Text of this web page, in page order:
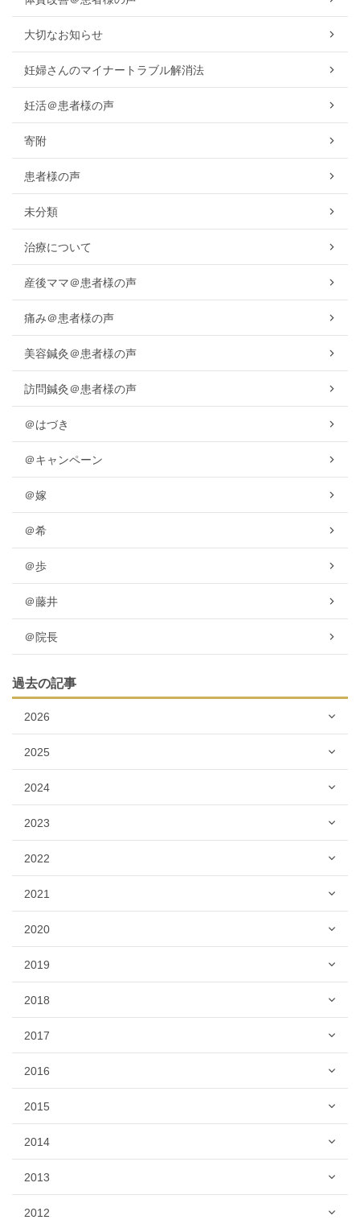
大切なお知らせ
妊婦さんのマイナートラブル解消法
妊活＠患者様の声
寄附
患者様の声
未分類
治療について
産後ママ＠患者様の声
痛み＠患者様の声
美容鍼灸＠患者様の声
訪問鍼灸＠患者様の声
＠はづき
＠キャンペーン
＠嫁
＠希
＠歩
＠藤井
＠院長
過去の記事
2026
2025
2024
2023
2022
2021
2020
2019
2018
2017
2016
2015
2014
2013
2012